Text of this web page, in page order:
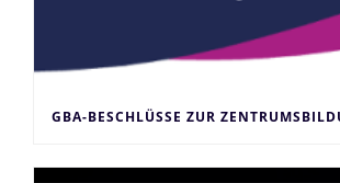
GBA-BESCHLÜSSE ZUR